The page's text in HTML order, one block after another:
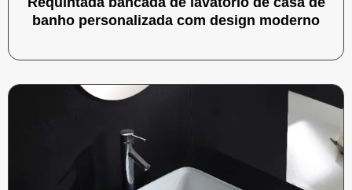
banho personalizada com design moderno